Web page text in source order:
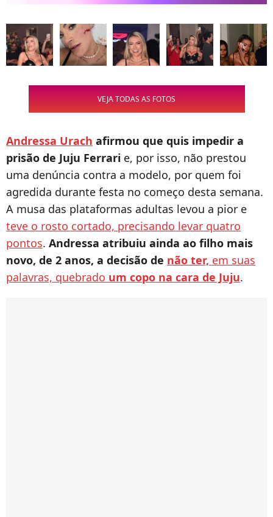
VEJA TODAS AS FOTOS
Andressa Urach afirmou que quis impedir a
prisão de Juju Ferrari e, por isso, não prestou
uma denúncia contra a modelo, por quem foi
agredida durante festa no começo desta semana.
A musa das plataformas adultas levou a pior e
teve o rosto cortado, precisando levar quatro
pontos. Andressa atribuiu ainda ao filho mais
novo, de 2 anos, a decisão de não ter, em suas
palavras, quebrado um copo na cara de Juju.